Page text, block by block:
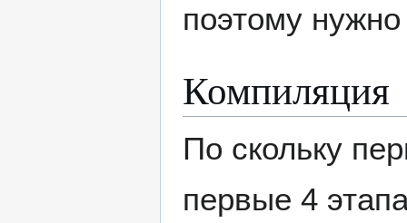
поэтому
Компиляция
По скольку
первые 4